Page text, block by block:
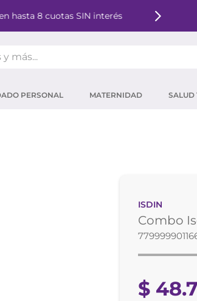
hasta 8 cuotas SIN interés
PERSONAL MATERNIDAD SALUD
ISDIN
Combo
$ 48.